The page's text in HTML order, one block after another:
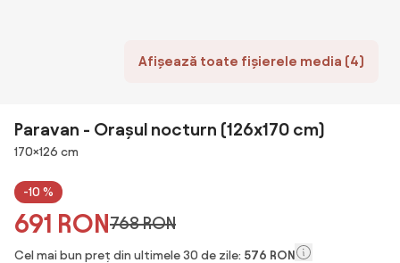
Afișează toate fișierele media (4)
Paravan - Orașul nocturn (126x170 cm)
Dimensiuni
170×126 cm
-10 %
691 RON768 RON
Cel mai bun preț din ultimele 30 de zile: 576 RON